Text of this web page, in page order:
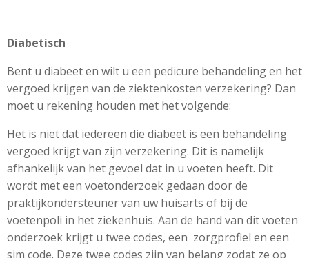
Diabetisch
Bent u diabeet en wilt u een pedicure behandeling en het
vergoed krijgen van de ziektenkosten verzekering? Dan
moet u rekening houden met het volgende:
Het is niet dat iedereen die diabeet is een behandeling
vergoed krijgt van zijn verzekering. Dit is namelijk
afhankelijk van het gevoel dat in u voeten heeft. Dit
wordt met een voetonderzoek gedaan door de
praktijkondersteuner van uw huisarts of bij de
voetenpoli in het ziekenhuis. Aan de hand van dit voeten
onderzoek krijgt u twee codes, een zorgprofiel en een
sim code. Deze twee codes zijn van belang zodat ze op